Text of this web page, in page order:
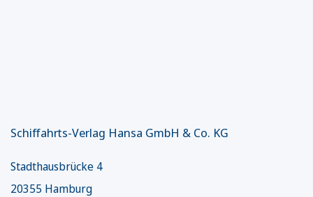
Schiffahrts-Verlag Hansa GmbH & Co. KG
Stadthausbrücke 4
20355 Hamburg